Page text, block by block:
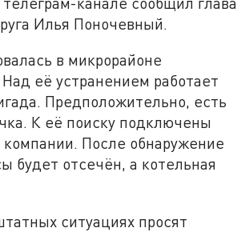
Илья Поночевный.
в микрорайоне
её устранением работает
Предположительно, есть
К её поиску подключены
После обнаружение
будет отсечён, а котельная
ситуациях просят